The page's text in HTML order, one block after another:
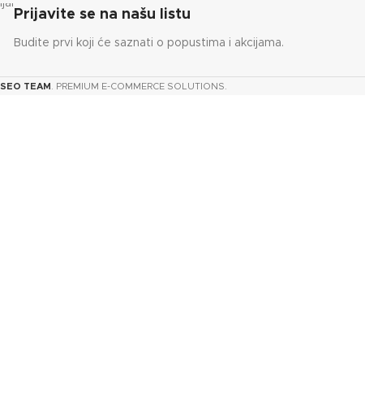
Prijavite se na našu listu
Budite prvi koji će saznati o popustima i akcijama.
SEO TEAM . PREMIUM E-COMMERCE SOLUTIONS.